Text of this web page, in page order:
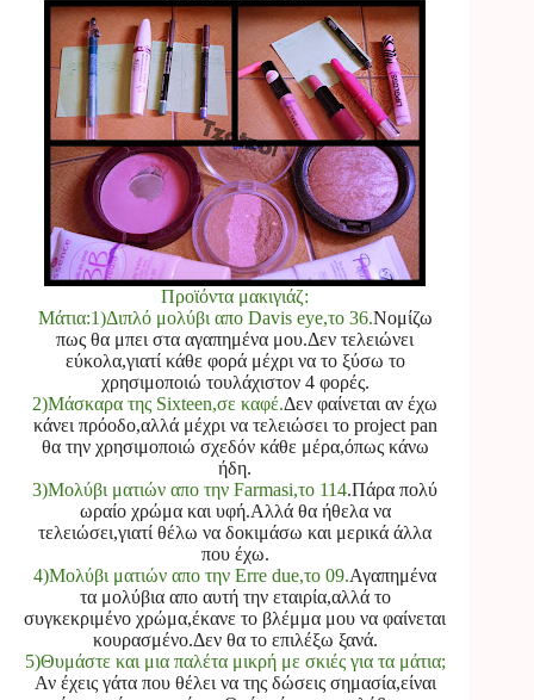
Προϊόντα μακιγιάζ:
Μάτια:1)Διπλό μολύβι απο Davis eye,το 36.Νομίζω
πως θα μπει στα αγαπημένα μου.Δεν τελειώνει
εύκολα,γιατί κάθε φορά μέχρι να το ξύσω το
χρησιμοποιώ τουλάχιστον 4 φορές.
2)Μάσκαρα της Sixteen,σε καφέ.Δεν φαίνεται αν έχω
κάνει πρόοδο,αλλά μέχρι να τελειώσει το project pan
θα την χρησιμοποιώ σχεδόν κάθε μέρα,όπως κάνω
ήδη.
3)Μολύβι ματιών απο την Farmasi,το 114.Πάρα πολύ
ωραίο χρώμα και υφή.Αλλά θα ήθελα να
τελειώσει,γιατί θέλω να δοκιμάσω και μερικά άλλα
που έχω.
4)Μολύβι ματιών απο την Erre due,το 09.Αγαπημένα
τα μολύβια απο αυτή την εταιρία,αλλά το
συγκεκριμένο χρώμα,έκανε το βλέμμα μου να φαίνεται
κουρασμένο.Δεν θα το επιλέξω ξανά.
5)Θυμάστε και μια παλέτα μικρή με σκιές για τα μάτια;
Αν έχεις γάτα που θέλει να της δώσεις σημασία,είναι